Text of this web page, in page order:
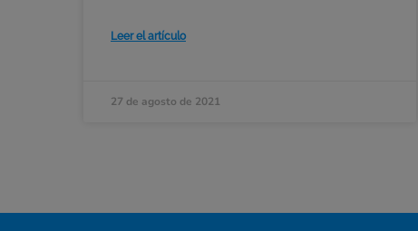
Leer el artículo
27 de agosto de 2021